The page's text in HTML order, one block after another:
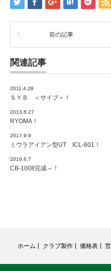
前の記事
関連記事
2011.4.28
ＳＹＢ ＜サイブ＞！
2013.6.27
RYOMA！
2017.9.9
ミウラアイアン型UT ICL-601！
2016.6.7
CB-1008完成～！
ホーム クラブ製作 価格表